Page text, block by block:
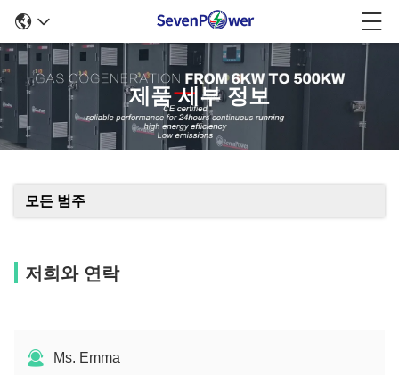
제품 세부 정보
모든 범주
저희와 연락
Ms. Emma